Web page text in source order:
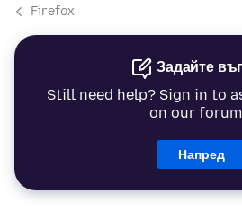
Firefox
Задайте
Still need help? Sign in to
on our
Напред